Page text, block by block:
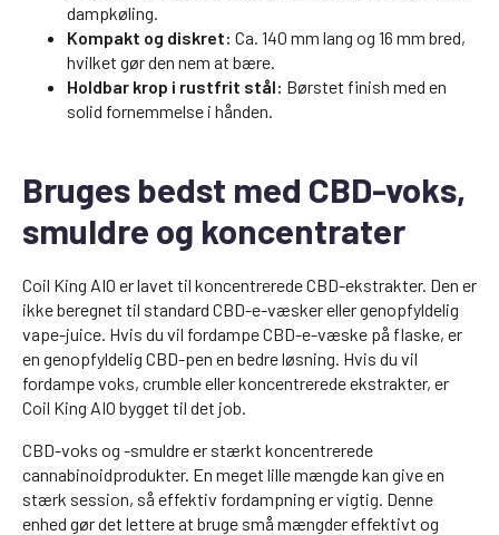
dampkøling.
Kompakt og diskret: Ca. 140 mm lang og 16 mm bred,
hvilket gør den nem at bære.
Holdbar krop i rustfrit stål: Børstet finish med en
solid fornemmelse i hånden.
Bruges bedst med CBD-voks,
smuldre og koncentrater
Coil King AIO er lavet til koncentrerede CBD-ekstrakter. Den er
ikke beregnet til standard CBD-e-væsker eller genopfyldelig
vape-juice. Hvis du vil fordampe CBD-e-væske på flaske, er
en genopfyldelig CBD-pen en bedre løsning. Hvis du vil
fordampe voks, crumble eller koncentrerede ekstrakter, er
Coil King AIO bygget til det job.
CBD-voks og -smuldre er stærkt koncentrerede
cannabinoidprodukter. En meget lille mængde kan give en
stærk session, så effektiv fordampning er vigtig. Denne
enhed gør det lettere at bruge små mængder effektivt og